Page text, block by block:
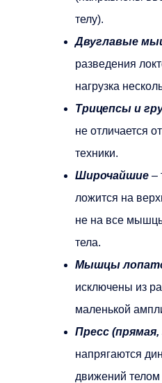
телу).
Двуглавые
разведения
нагрузка
Трицепсы и
не отличается
техники.
Широчайшие –
ложится на
не на все
тела.
Мышцы
исключены из
маленькой
Пресс
напрягаются
движений телом